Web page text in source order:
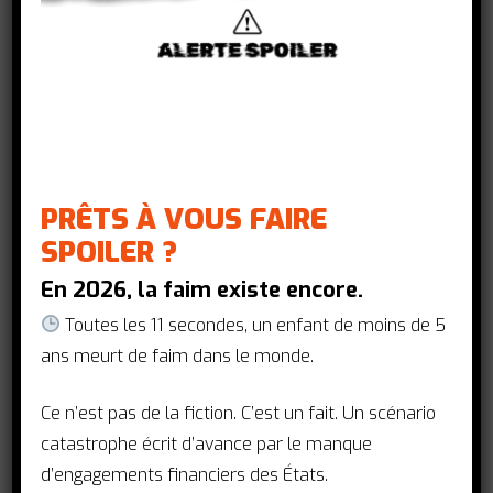
L’année 2025 a marqué un tournant
pour la santé mondiale. Les coupes
budgétaires brutales opérées par les
conjuguées aux défis croissants pesant
sur la coopération internationale, ont
PRÊTS À VOUS FAIRE
SPOILER ?
En 2026, la faim existe encore.
Toutes les 11 secondes, un enfant de moins de 5
ans meurt de faim dans le monde.
Ce n’est pas de la fiction. C’est un fait. Un scénario
catastrophe écrit d’avance par le manque
d’engagements financiers des États.